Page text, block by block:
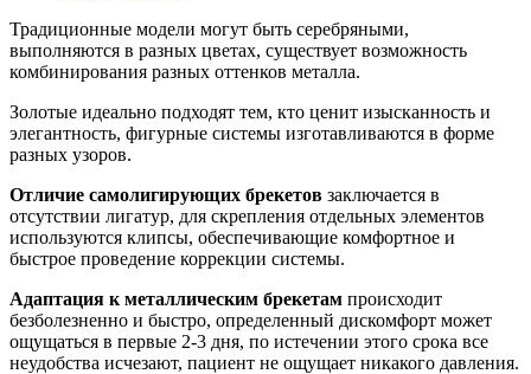
Традиционные модели могут быть серебряными,
выполняются в разных цветах, существует возможность
комбинирования разных оттенков металла.
Золотые идеально подходят тем, кто ценит изысканность и
элегантность, фигурные системы изготавливаются в форме
разных узоров.
Отличие самолигирующих брекетов заключается в
отсутствии лигатур, для скрепления отдельных элементов
используются клипсы, обеспечивающие комфортное и
быстрое проведение коррекции системы.
Адаптация к металлическим брекетам происходит
безболезненно и быстро, определенный дискомфорт может
ощущаться в первые 2-3 дня, по истечении этого срока все
неудобства исчезают, пациент не ощущает никакого давления.